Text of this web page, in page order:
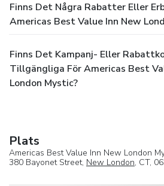
Finns Det Några Rabatter Eller
Americas Best Value Inn New
Finns Det Kampanj- Eller
Tillgängliga För Americas Best
London Mystic?
Plats
Americas Best Value Inn New London
380 Bayonet Street, New London, CT,